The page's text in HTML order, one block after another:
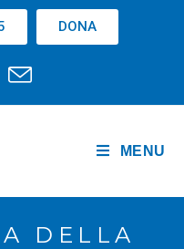
DONA
MENU
DELLA